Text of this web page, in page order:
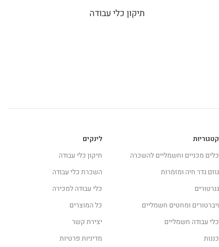
תיקון כלי עבודה
לינקים
תיקון כלי עבודה
השכרת כלי עבודה
כלי עבודה למכירה
כל המוצרים
יצירת קשר
מדיניות פרטיות
קטגוריות
כלים מכניים וחשמליים להשכרה
גוזם גדר חיה ומזמרות
גנרטורים
ויברטורים ומחטים חשמליים
כלי עבודה חשמליים
כננות